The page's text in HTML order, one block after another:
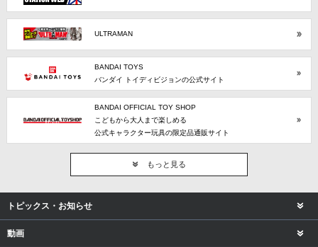
ULTRAMAN
BANDAI TOYS
バンダイ トイディビジョンの公式サイト
BANDAI OFFICIAL TOY SHOP
こどもから大人まで楽しめる
公式キャラクター玩具の限定品通販サイト
もっと見る
トピックス・お知らせ
動画